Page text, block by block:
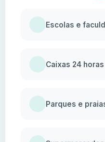
Escolas e
Caixas 24 horas
Parques e